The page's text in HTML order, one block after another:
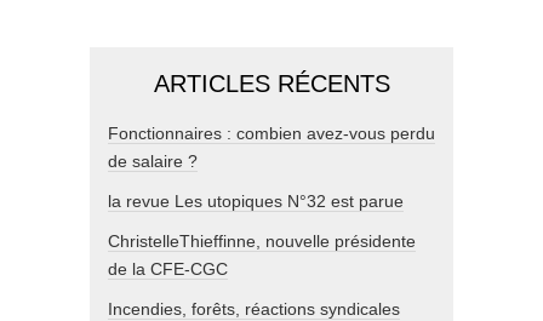
ARTICLES RÉCENTS
Fonctionnaires : combien avez-vous perdu
de salaire ?
la revue Les utopiques N°32 est parue
ChristelleThieffinne, nouvelle présidente
de la CFE-CGC
Incendies, forêts, réactions syndicales